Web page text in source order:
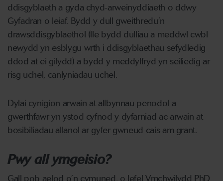
ddisgyblaeth a gyda chyd-arweinyddiaeth o ddwy
Gyfadran o leiaf. Bydd y dull gweithredu’n
drawsddisgyblaethol (lle bydd dulliau a meddwl cwbl
newydd yn esblygu wrth i ddisgyblaethau sefydledig
ddod at ei gilydd) a bydd y meddylfryd yn seiliedig ar
risg uchel, canlyniadau uchel.
Dylai cynigion arwain at allbynnau penodol a
gwerthfawr yn ystod cyfnod y dyfarniad ac arwain at
bosibiliadau allanol ar gyfer gwneud cais am grant.
Pwy all ymgeisio?
Gall pob aelod o’n cymuned, o lefel Ymchwilydd PhD